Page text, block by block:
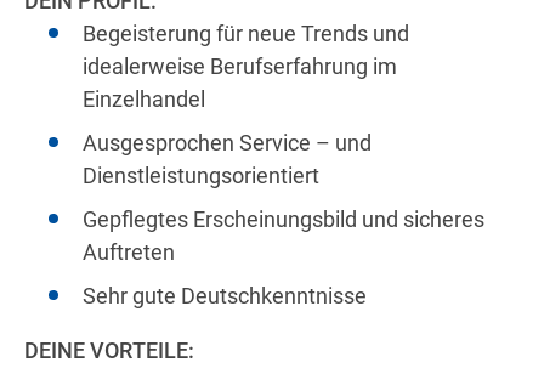
Begeisterung für neue Trends und
idealerweise Berufserfahrung im
Einzelhandel
Ausgesprochen Service – und
Dienstleistungsorientiert
Gepflegtes Erscheinungsbild und sicheres
Auftreten
Sehr gute Deutschkenntnisse
DEINE VORTEILE: